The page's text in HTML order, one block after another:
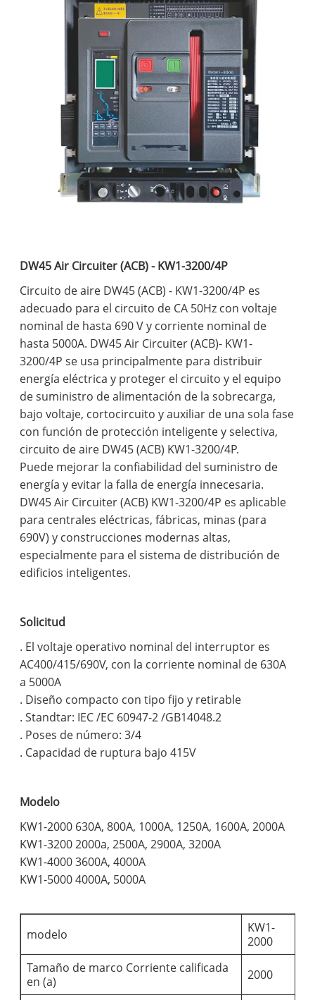
DW45 Air Circuiter (ACB) - KW1-3200/4P
Circuito de aire DW45 (ACB) - KW1-3200/4P es
adecuado para el circuito de CA 50Hz con voltaje
nominal de hasta 690 V y corriente nominal de
hasta 5000A. DW45 Air Circuiter (ACB)- KW1-
3200/4P se usa principalmente para distribuir
energía eléctrica y proteger el circuito y el equipo
de suministro de alimentación de la sobrecarga,
bajo voltaje, cortocircuito y auxiliar de una sola fase
con función de protección inteligente y selectiva,
circuito de aire DW45 (ACB) KW1-3200/4P.
Puede mejorar la confiabilidad del suministro de
energía y evitar la falla de energía innecesaria.
DW45 Air Circuiter (ACB) KW1-3200/4P es aplicable
para centrales eléctricas, fábricas, minas (para
690V) y construcciones modernas altas,
especialmente para el sistema de distribución de
edificios inteligentes.
Solicitud
. El voltaje operativo nominal del interruptor es
AC400/415/690V, con la corriente nominal de 630A
a 5000A
. Diseño compacto con tipo fijo y retirable
. Standtar: IEC /EC 60947-2 /GB14048.2
. Poses de número: 3/4
. Capacidad de ruptura bajo 415V
Modelo
KW1-2000 630A, 800A, 1000A, 1250A, 1600A, 2000A
KW1-3200 2000a, 2500A, 2900A, 3200A
KW1-4000 3600A, 4000A
KW1-5000 4000A, 5000A
modelo
KW1-
2000
Tamaño de marco Corriente calificada
en (a)
2000